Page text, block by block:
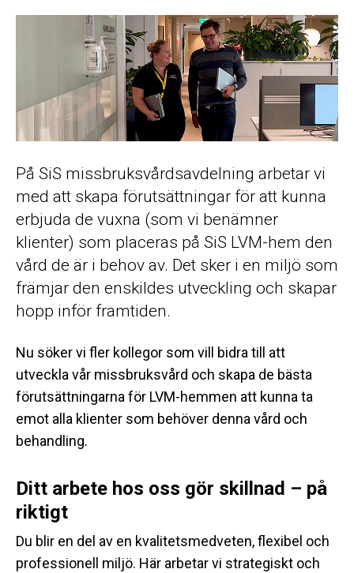
På SiS missbruksvårdsavdelning arbetar vi
med att skapa förutsättningar för att kunna
erbjuda de vuxna (som vi benämner
klienter) som placeras på SiS LVM-hem den
vård de är i behov av. Det sker i en miljö som
främjar den enskildes utveckling och skapar
hopp inför framtiden.
Nu söker vi fler kollegor som vill bidra till att
utveckla vår missbruksvård och skapa de bästa
förutsättningarna för LVM-hemmen att kunna ta
emot alla klienter som behöver denna vård och
behandling.
Ditt arbete hos oss gör skillnad – på
riktigt
Du blir en del av en kvalitetsmedveten, flexibel och
professionell miljö. Här arbetar vi strategiskt och